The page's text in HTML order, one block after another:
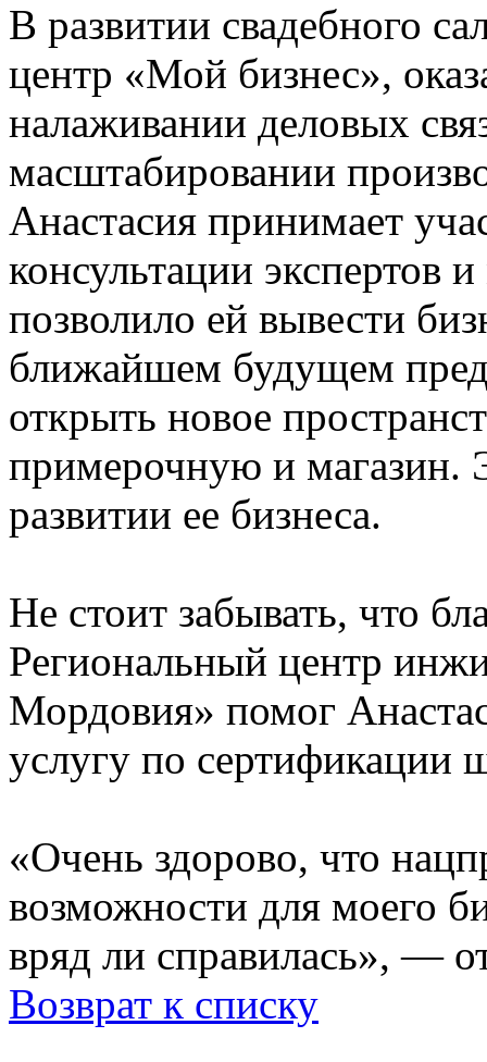
В развитии свадебного
центр «Мой бизнес»,
налаживании деловых
масштабировании
Анастасия принимает
консультации экспертов
позволило ей вывести
ближайшем будущем
открыть новое
примерочную и магазин.
развитии ее бизнеса.
Не стоит забывать, что
Региональный центр
Мордовия» помог
услугу по сертификации
«Очень здорово, что
возможности для моего
вряд ли справилась», —
Возврат к списку